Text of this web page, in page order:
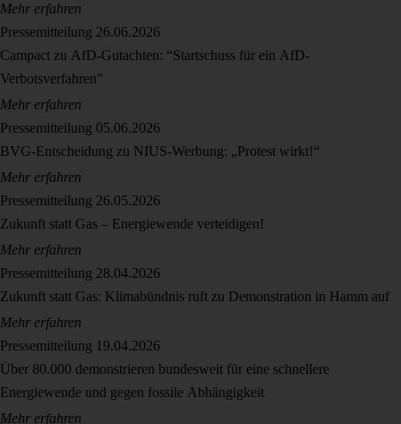
Mehr erfahren
Pressemitteilung 26.06.2026
Campact zu AfD-Gutachten: “Startschuss für ein AfD-
Verbotsverfahren”
Mehr erfahren
Pressemitteilung 05.06.2026
BVG-Entscheidung zu NIUS-Werbung: „Protest wirkt!“
Mehr erfahren
Pressemitteilung 26.05.2026
Zukunft statt Gas – Energiewende verteidigen!
Mehr erfahren
Pressemitteilung 28.04.2026
Zukunft statt Gas: Klimabündnis ruft zu Demonstration in Hamm auf
Mehr erfahren
Pressemitteilung 19.04.2026
Über 80.000 demonstrieren bundesweit für eine schnellere
Energiewende und gegen fossile Abhängigkeit
Mehr erfahren